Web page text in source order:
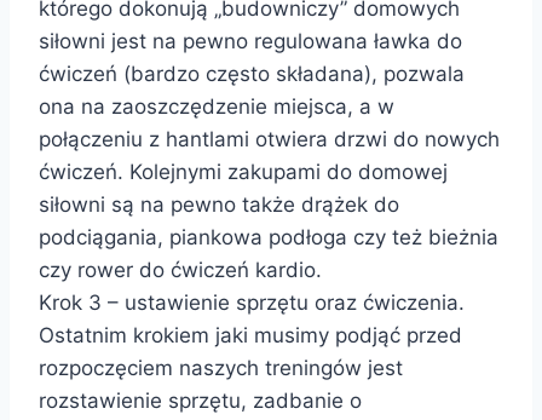
którego dokonują „budowniczy” domowych
siłowni jest na pewno regulowana ławka do
ćwiczeń (bardzo często składana), pozwala
ona na zaoszczędzenie miejsca, a w
połączeniu z hantlami otwiera drzwi do nowych
ćwiczeń. Kolejnymi zakupami do domowej
siłowni są na pewno także drążek do
podciągania, piankowa podłoga czy też bieżnia
czy rower do ćwiczeń kardio.
Krok 3 – ustawienie sprzętu oraz ćwiczenia.
Ostatnim krokiem jaki musimy podjąć przed
rozpoczęciem naszych treningów jest
rozstawienie sprzętu, zadbanie o